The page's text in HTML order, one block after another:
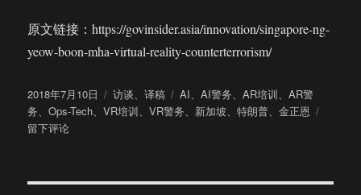
原文链接：https://govinsider.asia/innovation/singapore-ng-
yeow-boon-mha-virtual-reality-counterterrorism/
发
布
于
2018年7月10日
分
类
访谈、译稿
标
签
AI、AI警务、AR培训、AR警
务、Ops-Tech、VR培训、VR警务、 新加坡、特朗普、金正恩
加
留下评论